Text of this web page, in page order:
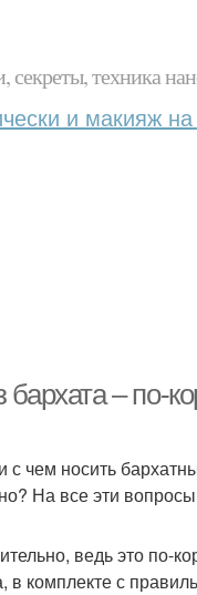
техника
и макияж
– по-
с чем носить
На все эти
ведь это по-
в комплекте с